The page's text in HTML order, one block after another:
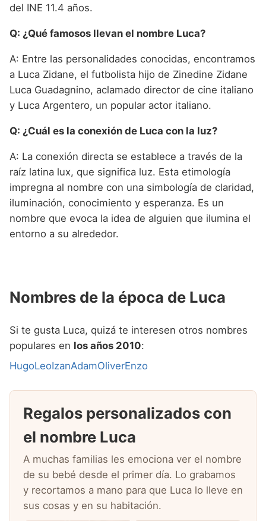
del INE 11.4 años.
Q: ¿Qué famosos llevan el nombre Luca?
A: Entre las personalidades conocidas, encontramos
a Luca Zidane, el futbolista hijo de Zinedine Zidane
Luca Guadagnino, aclamado director de cine italiano
y Luca Argentero, un popular actor italiano.
Q: ¿Cuál es la conexión de Luca con la luz?
A: La conexión directa se establece a través de la
raíz latina lux, que significa luz. Esta etimología
impregna al nombre con una simbología de claridad,
iluminación, conocimiento y esperanza. Es un
nombre que evoca la idea de alguien que ilumina el
entorno a su alrededor.
Nombres de la época de Luca
Si te gusta Luca, quizá te interesen otros nombres
populares en los años 2010:
HugoLeoIzanAdamOliverEnzo
Regalos personalizados con
el nombre Luca
A muchas familias les emociona ver el nombre
de su bebé desde el primer día. Lo grabamos
y recortamos a mano para que Luca lo lleve en
sus cosas y en su habitación.